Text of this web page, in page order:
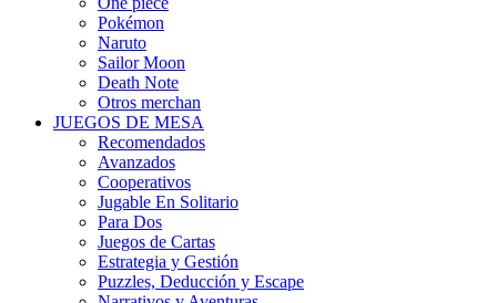
Pokémon
Naruto
Sailor Moon
Death Note
Otros merchan
JUEGOS DE MESA
Recomendados
Avanzados
Cooperativos
Jugable En Solitario
Para Dos
Juegos de Cartas
Estrategia y Gestión
Puzzles, Deducción y Escape